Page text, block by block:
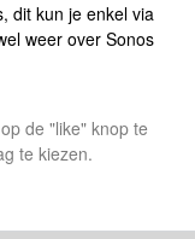
dit kun je enkel via
weer over Sonos
de "like" knop te
te kiezen.